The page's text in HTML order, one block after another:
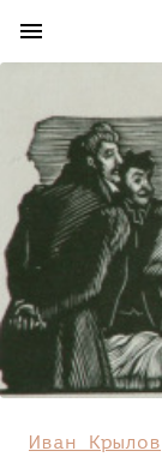
Иван Крылов